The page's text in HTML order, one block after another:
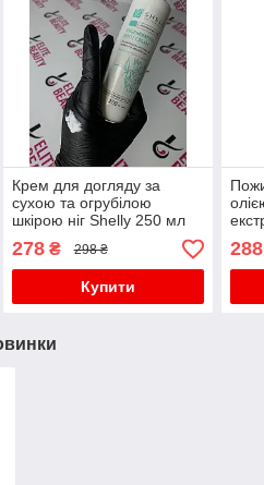
Крем для догляду за
сухою та огрубілою
шкірою ніг Shelly 250 мл
278₴ 298 ₴
Купити
288